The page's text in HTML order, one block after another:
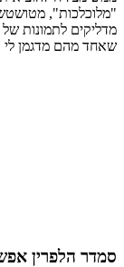
"מלוכלכות",
מדליקים לתמונות
שאחד מהם מדגמן לי
סמדר הלפרין